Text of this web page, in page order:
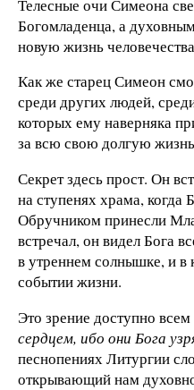
Телесные очи Симеона
Богомладенца, а
новую жизнь
Как же старец Симеон
среди других людей,
которых ему наверняка
за всю свою долгую
Секрет здесь прост. Он
на ступенях храма,
Обручником принесли
встречал, он видел Бога
в утреннем солнышке, и
событии жизни.
Это зрение доступно
сердцем, ибо они Бога
песнопениях Литургии
открывающий нам